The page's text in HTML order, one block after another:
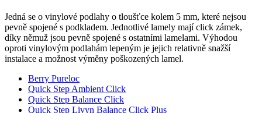
Jedná se o vinylové podlahy o tloušťce kolem 5 mm, které nejsou
pevně spojené s podkladem. Jednotlivé lamely mají click zámek,
díky němuž jsou pevně spojené s ostatními lamelami. Výhodou
oproti vinylovým podlahám lepeným je jejich relativně snažší
instalace a možnost výměny poškozených lamel.
Berry Pureloc
Quick Step Ambient Click
Quick Step Balance Click
Quick Step Livyn Balance Click Plus